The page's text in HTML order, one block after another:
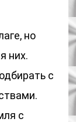
но
них.
с
с